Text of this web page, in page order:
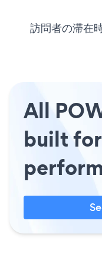
訪問者の滞在
All
built